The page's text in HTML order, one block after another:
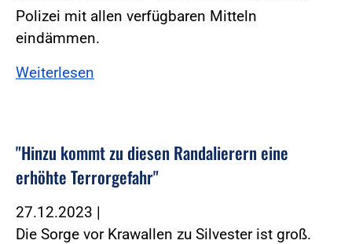
Polizei mit allen verfügbaren Mitteln
eindämmen.
Weiterlesen
"Hinzu kommt zu diesen Randalierern eine
erhöhte Terrorgefahr"
27.12.2023 |
Die Sorge vor Krawallen zu Silvester ist groß.